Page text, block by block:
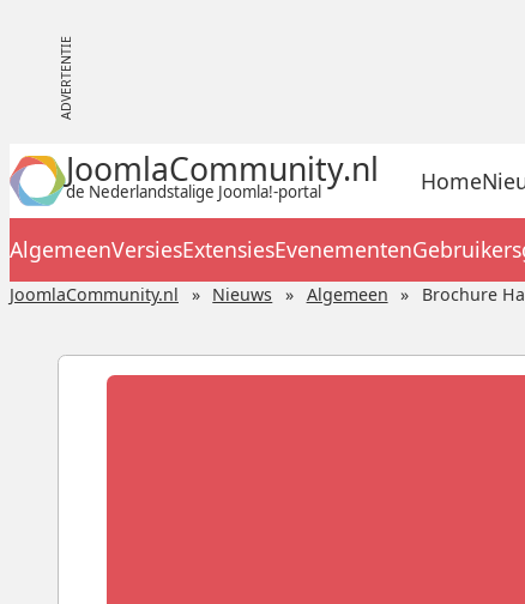
JoomlaCommunity.nl
de Nederlandstalige Joomla!-portal Home
AlgemeenVersiesExtensiesEvenementen
JoomlaCommunity.nl Nieuws Algemeen Brochure